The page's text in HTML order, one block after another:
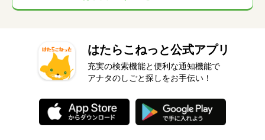
はたらこねっと公式アプリ
充実の検索機能と便利な通知機能で
アナタのしごと探しをお手伝い！